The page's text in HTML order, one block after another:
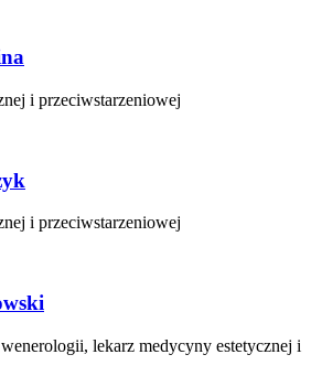
i przeciwstarzeniowej
i przeciwstarzeniowej
lekarz medycyny estetycznej i